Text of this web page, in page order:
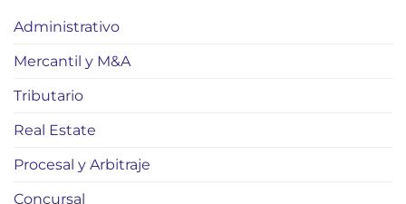
Administrativo
Mercantil y M&A
Tributario
Real Estate
Procesal y Arbitraje
Concursal